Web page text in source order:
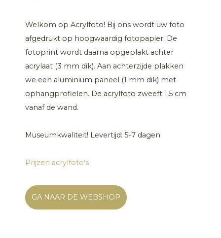
Welkom op Acrylfoto! Bij ons wordt uw foto
afgedrukt op hoogwaardig fotopapier. De
fotoprint wordt daarna opgeplakt achter
acrylaat (3 mm dik). Aan achterzijde plakken
we een aluminium paneel (1 mm dik) met
ophangprofielen. De acrylfoto zweeft 1,5 cm
vanaf de wand.
Museumkwaliteit! Levertijd: 5-7 dagen
Prijzen acrylfoto's
GA NAAR DE WEBSHOP